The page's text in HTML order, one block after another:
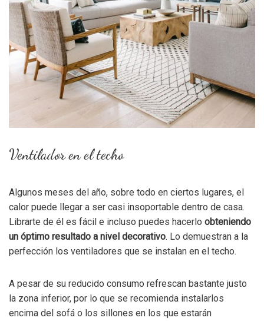
Ventilador en el techo
Algunos meses del año, sobre todo en ciertos lugares, el
calor puede llegar a ser casi insoportable dentro de casa.
Librarte de él es fácil e incluso puedes hacerlo obteniendo
un óptimo resultado a nivel decorativo. Lo demuestran a la
perfección los ventiladores que se instalan en el techo.
A pesar de su reducido consumo refrescan bastante justo
la zona inferior, por lo que se recomienda instalarlos
encima del sofá o los sillones en los que estarán